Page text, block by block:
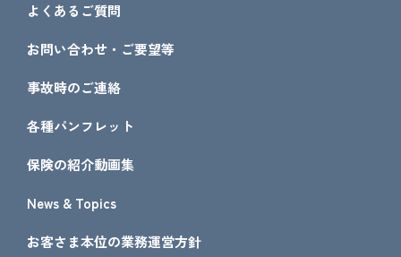
よくあるご質問
お問い合わせ・ご要望等
事故時のご連絡
各種パンフレット
保険の紹介動画集
News & Topics
お客さま本位の業務運営方針